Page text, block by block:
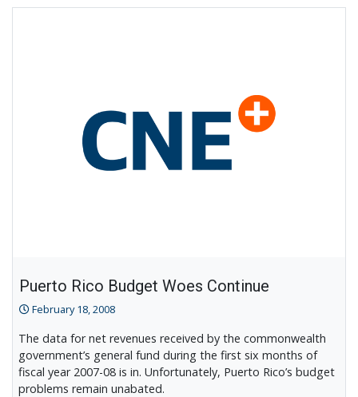
Puerto Rico Budget Woes Continue
February 18, 2008
The data for net revenues received by the commonwealth
government’s general fund during the first six months of
fiscal year 2007-08 is in. Unfortunately, Puerto Rico’s budget
problems remain unabated.